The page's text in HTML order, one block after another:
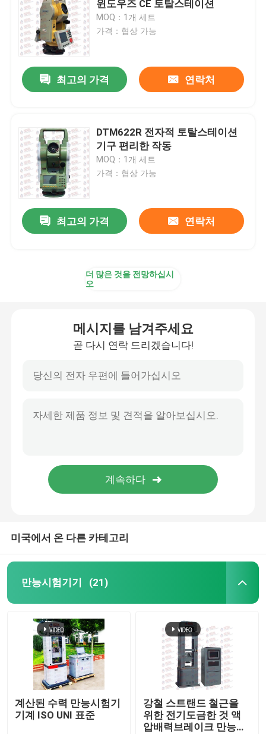
비파괴검사 장비
윈도우즈 CE 토탈스테이션
MOQ：1개 세트
가격：협상 가능
최고의 가격 연락처
DTM622R 전자적 토탈스테이션
기구 편리한 작동
MOQ：1개 세트
가격：협상 가능
최고의 가격 연락처
더 많은 것을 전망하십시
오
메시지를 남겨주세요
곧 다시 연락 드리겠습니다!
미국에서 온 다른 카테고리
만능시험기기 (21)
계산된 수력 만능시험기
기계 ISO UNI 표준
강철 스트랜드 철근을
위한 전기도금한 것 액
압배력브레이크 만능시